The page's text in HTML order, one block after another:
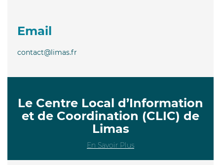
Email
contact@limas.fr
Le Centre Local d’Information
et de Coordination (CLIC) de
Limas
En Savoir Plus